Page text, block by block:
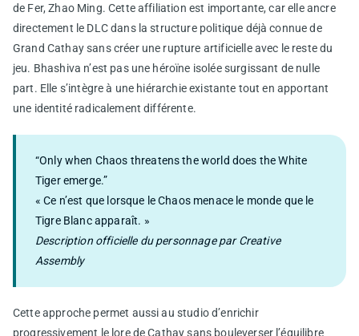
de Fer, Zhao Ming. Cette affiliation est importante, car elle ancre
directement le DLC dans la structure politique déjà connue de
Grand Cathay sans créer une rupture artificielle avec le reste du
jeu. Bhashiva n’est pas une héroïne isolée surgissant de nulle
part. Elle s’intègre à une hiérarchie existante tout en apportant
une identité radicalement différente.
“Only when Chaos threatens the world does the White
Tiger emerge.”
« Ce n’est que lorsque le Chaos menace le monde que le
Tigre Blanc apparaît. »
Description officielle du personnage par Creative
Assembly
Cette approche permet aussi au studio d’enrichir
progressivement le lore de Cathay sans bouleverser l’équilibre